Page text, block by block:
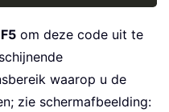
F5 om deze code uit te
waarop u de
zie schermafbeelding: